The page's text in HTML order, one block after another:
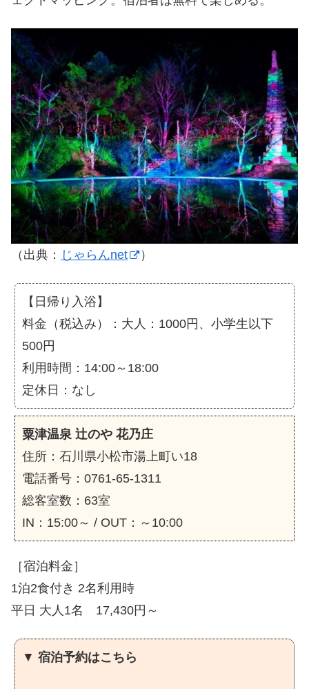
（出典： じゃらんnet ）
【日帰り入浴】
料金（税込み）：大人：1000円、小学生以下
500円
利用時間：14:00～18:00
定休日：なし
粟津温泉 辻のや 花乃庄
住所：石川県小松市湯上町い18
電話番号：0761-65-1311
総客室数：63室
IN：15:00～ / OUT：～10:00
［宿泊料金］
1泊2食付き 2名利用時
平日 大人1名 17,430円～
▼ 宿泊予約はこちら